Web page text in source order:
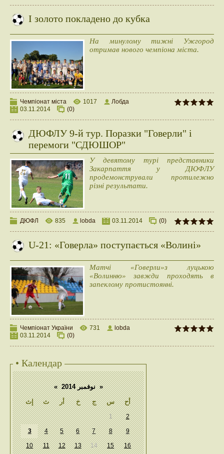
І золото покладено до кубка
На минулому тижні Ужгород
отримав нового чемпіона міста.
Чемпіонат міста 1017
Лобда
03.11.2014
(0)
ДЮФЛУ 9-й тур. Поразки "Говерли" і
перемоги "СДЮШОР"
У девятому турі представники
Закарпаття у ДЮФЛУ
продемонстрували протилежно
різні результати.
ДЮФЛ 835 lobda 03.11.2014 (0)
U-21: «Говерла» поступається «Волині»
Матчі «Говерли»з луцькою
«Волинню» завжди проходять в
запеклому протистоянні.
Чемпіонат України 731
lobda
03.11.2014
(0)
• Календар
« نوفمبر 2014 »
إث
ث أر خ ج س أح
1 2
3 4 5 6 7 8 9
10 11 12 13 14 15 16